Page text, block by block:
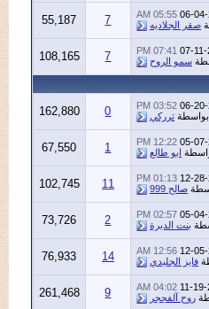
05:55 AM
7
55,187
07:41 PM
الروح 7
108,165
03:52 PM
ترركي 0
162,880
12:22 PM
طالع 1
67,550
01:13 PM
999
11
102,745
02:57 PM
الديرة 2
73,726
12:56 AM
14
76,933
04:02 AM
9
261,468